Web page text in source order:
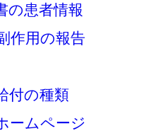
の患者情報
作用の報告
付の種類
ームページ